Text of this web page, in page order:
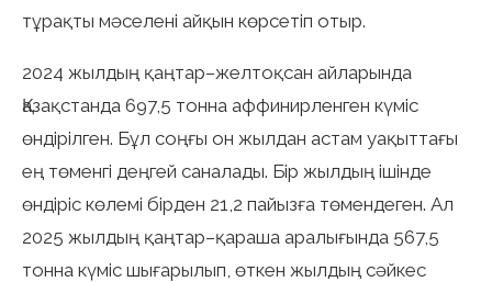
тұрақты мәселені айқын көрсетіп отыр.
2024 жылдың қаңтар–желтоқсан айларында
Қазақстанда 697,5 тонна аффинирленген күміс
өндірілген. Бұл соңғы он жылдан астам уақыттағы
ең төменгі деңгей саналады. Бір жылдың ішінде
өндіріс көлемі бірден 21,2 пайызға төмендеген. Ал
2025 жылдың қаңтар–қараша аралығында 567,5
тонна күміс шығарылып, өткен жылдың сәйкес